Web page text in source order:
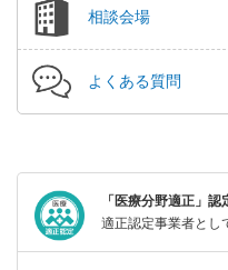
相談会場
よくある質問
「医療分野適正」認
適正認定事業者とし